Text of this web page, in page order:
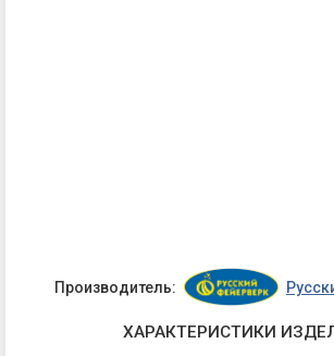
Производитель:
ХАРАКТЕРИСТИКИ